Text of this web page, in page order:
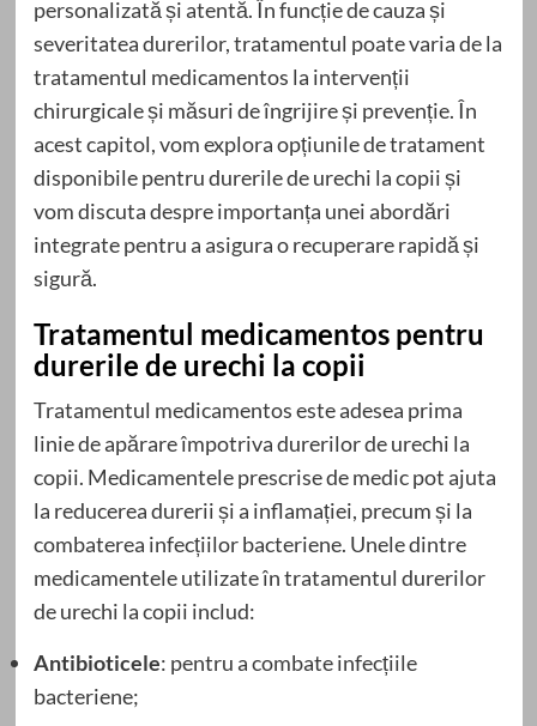
personalizată și atentă. În funcție de cauza și
severitatea durerilor, tratamentul poate varia de la
tratamentul medicamentos la intervenții
chirurgicale și măsuri de îngrijire și prevenție. În
acest capitol, vom explora opțiunile de tratament
disponibile pentru durerile de urechi la copii și
vom discuta despre importanța unei abordări
integrate pentru a asigura o recuperare rapidă și
sigură.
Tratamentul medicamentos pentru
durerile de urechi la copii
Tratamentul medicamentos este adesea prima
linie de apărare împotriva durerilor de urechi la
copii. Medicamentele prescrise de medic pot ajuta
la reducerea durerii și a inflamației, precum și la
combaterea infecțiilor bacteriene. Unele dintre
medicamentele utilizate în tratamentul durerilor
de urechi la copii includ:
Antibioticele: pentru a combate infecțiile
bacteriene;